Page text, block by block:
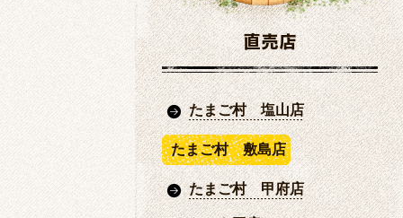
直売店
たまご村 塩山店
たまご村 敷島店
たまご村 甲府店